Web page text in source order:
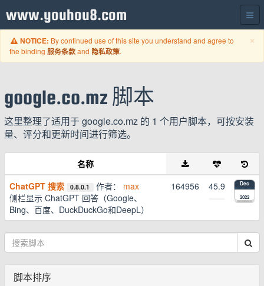
www.youhou8.com
×
NOTICE: By continued use of this site you understand and agree to
the binding 服务条款and 隐私政策.
google.co.mz 脚本
这里整理了适用于 google.co.mz 的 1 个用户脚本，可按安装
量、评分和更新时间进行筛选。
名称
ChatGPT 搜索
0.8.0.1 作者： max
侧栏显示 ChatGPT 回答（Google、
Bing、百度、DuckDuckGo和DeepL）
164956 45.9 Dec
2022
脚本排序